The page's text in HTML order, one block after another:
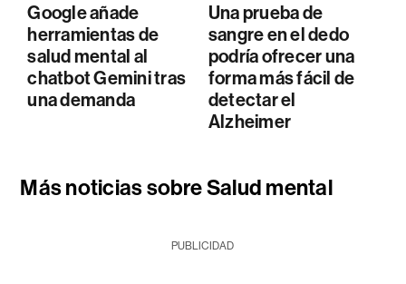
Google añade
herramientas de
salud mental al
chatbot Gemini tras
una demanda
Una prueba de
sangre en el dedo
podría ofrecer una
forma más fácil de
detectar el
Alzheimer
Más noticias sobre Salud mental
PUBLICIDAD